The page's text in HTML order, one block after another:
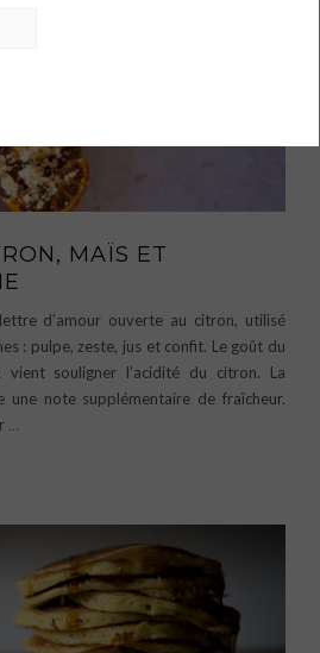
MAÏS ET
d’amour ouverte au citron, utilisé
: pulpe, zeste, jus et confit. Le goût du
souligner l’acidité du citron. La
une note supplémentaire de fraîcheur.